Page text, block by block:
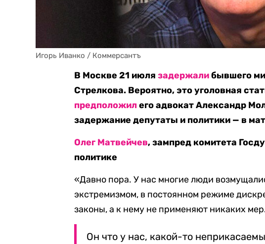
Игорь Иванко / Коммерсантъ
В Москве 21 июля задержалибывшего
Стрелкова. Вероятно, это уголовная
предположилего адвокат Александр
задержание депутаты и политики — в
Олег Матвейчев, зампред комитета
политике
«Давно пора. У нас многие люди
экстремизмом, в постоянном режиме
законы, а к нему не применяют никаких
Он что у нас, какой-то